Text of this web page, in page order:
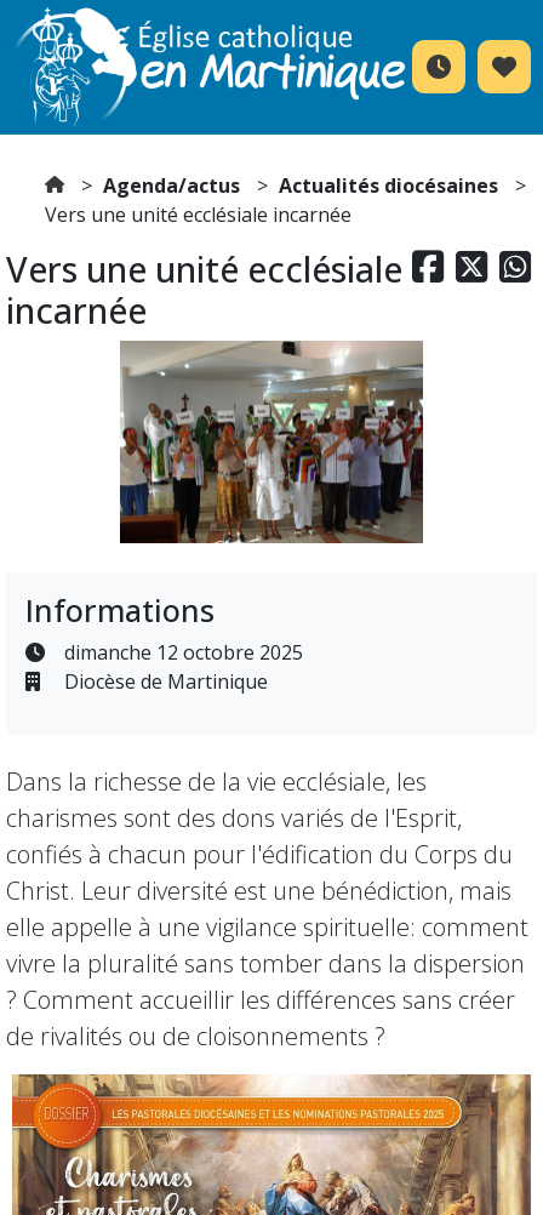
Agenda/actus
Actualités diocésaines
Vers une unité ecclésiale incarnée
  
Vers une unité ecclésiale
incarnée
Informations
dimanche 12 octobre 2025
Diocèse de Martinique
Dans la richesse de la vie ecclésiale, les
charismes sont des dons variés de l'Esprit,
confiés à chacun pour l'édification du Corps du
Christ. Leur diversité est une bénédiction, mais
elle appelle à une vigilance spirituelle: comment
vivre la pluralité sans tomber dans la dispersion
? Comment accueillir les différences sans créer
de rivalités ou de cloisonnements ?